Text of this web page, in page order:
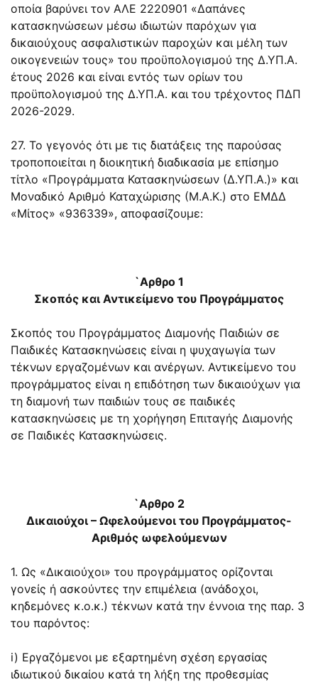
οποία βαρύνει τον ΑΛΕ 2220901 «Δαπάνες
κατασκηνώσεων μέσω ιδιωτών παρόχων για
δικαιούχους ασφαλιστικών παροχών και μέλη των
οικογενειών τους» του προϋπολογισμού της Δ.ΥΠ.Α.
έτους 2026 και είναι εντός των ορίων του
προϋπολογισμού της Δ.ΥΠ.Α. και του τρέχοντος ΠΔΠ
2026-2029.
27. Το γεγονός ότι με τις διατάξεις της παρούσας
τροποποιείται η διοικητική διαδικασία με επίσημο
τίτλο «Προγράμματα Κατασκηνώσεων (Δ.ΥΠ.Α.)» και
Μοναδικό Αριθμό Καταχώρισης (Μ.Α.Κ.) στο ΕΜΔΔ
«Μίτος» «936339», αποφασίζουμε:
`Αρθρο 1
Σκοπός και Αντικείμενο του Προγράμματος
Σκοπός του Προγράμματος Διαμονής Παιδιών σε
Παιδικές Κατασκηνώσεις είναι η ψυχαγωγία των
τέκνων εργαζομένων και ανέργων. Αντικείμενο του
προγράμματος είναι η επιδότηση των δικαιούχων για
τη διαμονή των παιδιών τους σε παιδικές
κατασκηνώσεις με τη χορήγηση Επιταγής Διαμονής
σε Παιδικές Κατασκηνώσεις.
`Αρθρο 2
Δικαιούχοι – Ωφελούμενοι του Προγράμματος-
Αριθμός ωφελούμενων
1. Ως «Δικαιούχοι» του προγράμματος ορίζονται
γονείς ή ασκούντες την επιμέλεια (ανάδοχοι,
κηδεμόνες κ.ο.κ.) τέκνων κατά την έννοια της παρ. 3
του παρόντος:
i) Εργαζόμενοι με εξαρτημένη σχέση εργασίας
ιδιωτικού δικαίου κατά τη λήξη της προθεσμίας